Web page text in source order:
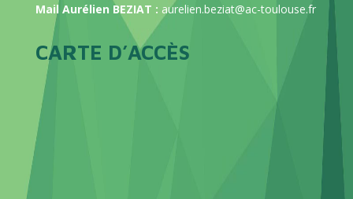
Mail Aurélien BEZIAT : aurelien.beziat@ac-toulouse.fr
CARTE D’ACCÈS